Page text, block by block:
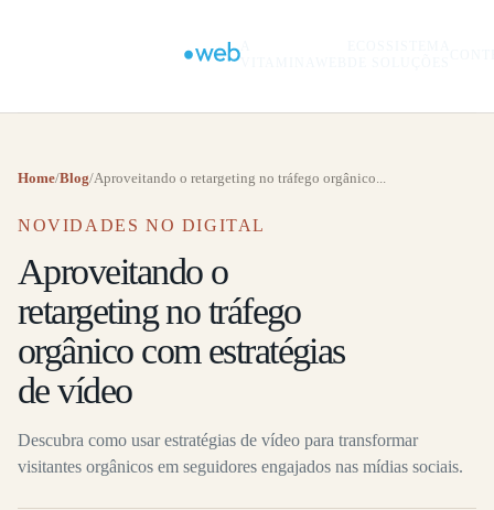
Home/Blog/Aproveitando o retargeting no tráfego orgânico...
NOVIDADES NO DIGITAL
Aproveitando o
retargeting no tráfego
orgânico com estratégias
de vídeo
Descubra como usar estratégias de vídeo para transformar
visitantes orgânicos em seguidores engajados nas mídias sociais.